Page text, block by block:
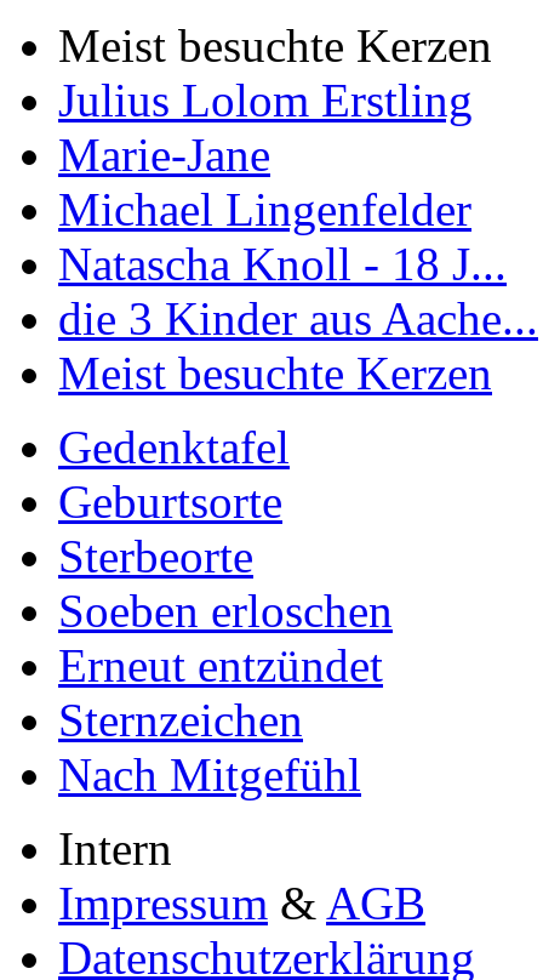
Meist besuchte Kerzen
Julius Lolom Erstling
Marie-Jane
Michael Lingenfelder
Natascha Knoll - 18 J...
die 3 Kinder aus Aache...
Meist besuchte Kerzen
Gedenktafel
Geburtsorte
Sterbeorte
Soeben erloschen
Erneut entzündet
Sternzeichen
Nach Mitgefühl
Intern
Impressum & AGB
Datenschutzerklärung